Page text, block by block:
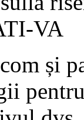
VA
și